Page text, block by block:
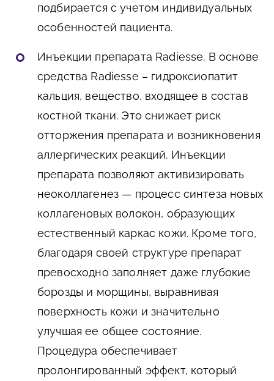
подбирается с учетом индивидуальных
особенностей пациента.
Инъекции препарата Radiesse. В основе
средства Radiesse – гидроксиопатит
кальция, вещество, входящее в состав
костной ткани. Это снижает риск
отторжения препарата и возникновения
аллергических реакций. Инъекции
препарата позволяют активизировать
неоколлагенез — процесс синтеза новых
коллагеновых волокон, образующих
естественный каркас кожи. Кроме того,
благодаря своей структуре препарат
превосходно заполняет даже глубокие
борозды и морщины, выравнивая
поверхность кожи и значительно
улучшая ее общее состояние.
Процедура обеспечивает
пролонгированный эффект, который